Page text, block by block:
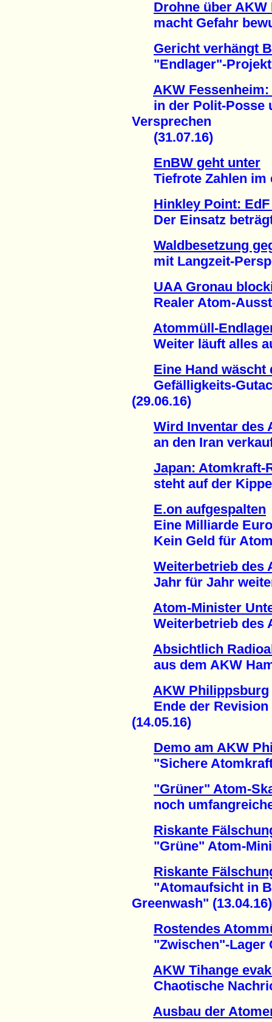
Drohne über AKW
macht Gefahr
Gericht verhängt
"Endlager"-Projekt
AKW
in der Polit-Posse
Versprechen
(31.07.16)
EnBW geht unter
Tiefrote Zahlen im
Hinkley Point:
Der Einsatz beträgt
Waldbesetzung
mit Langzeit-
UAA Gronau
Realer Atom-
Atommüll-
Weiter läuft alles
Eine Hand wäscht
Gefälligkeits-
(29.06.16)
Wird Inventar des
an den Iran
Japan: Atomkraft-
steht auf der Kippe
E.on aufgespalten
Eine Milliarde Euro
Kein Geld für
Weiterbetrieb des
Jahr für Jahr
Atom-Minister
Weiterbetrieb des
Absichtlich
aus dem AKW
AKW Philippsburg
Ende der Revision
(14.05.16)
Demo am AKW
"Sichere
"Grüner" Atom-
noch
Riskante
"Grüne" Atom-
Riskante
"Atomaufsicht in
Greenwash" (13.04.16)
Rostendes
"Zwischen"-Lager
AKW Tihange
Chaotische
Ausbau der